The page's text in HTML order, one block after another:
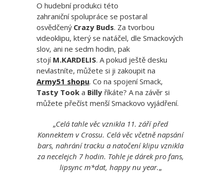
O hudební produkci této
zahraniční spolupráce se postaral
osvědčený Crazy Buds. Za tvorbou
videoklipu, který se natáčel, dle Smackových
slov, ani ne sedm hodin, pak
stojí M.KARDELIS. A pokud ještě desku
nevlastníte, můžete si ji zakoupit na
Army51 shopu. Co na spojení Smack,
Tasty Took a Billy říkáte? A na závěr si
můžete přečíst menší Smackovo vyjádření.
„Celá tahle věc vznikla 11. září před
Konnektem v Crossu. Celá věc včetně napsání
bars, nahrání tracku a natočení klipu vznikla
za necelejch 7 hodin. Tohle je dárek pro fans,
lipsync m*dat, happy nu year.„